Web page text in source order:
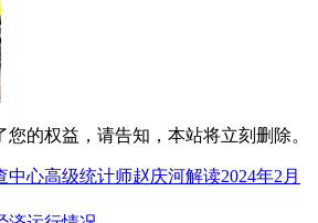
的权益，请告知，本站将立刻删除。
心高级统计师赵庆河解读2024年2月